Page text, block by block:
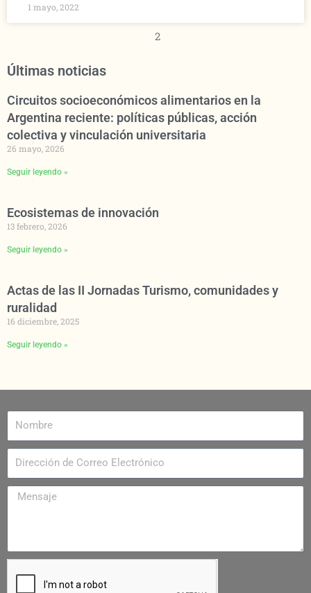
1 mayo, 2022
2
Últimas noticias
Circuitos socioeconómicos alimentarios en la
Argentina reciente: políticas públicas, acción
colectiva y vinculación universitaria
26 mayo, 2026
Seguir leyendo »
Ecosistemas de innovación
13 febrero, 2026
Seguir leyendo »
Actas de las II Jornadas Turismo, comunidades y
ruralidad
16 diciembre, 2025
Seguir leyendo »